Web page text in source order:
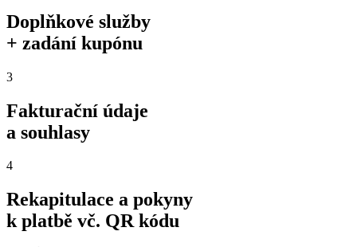
Doplňkové služby
+ zadání kupónu
3
Fakturační údaje
a souhlasy
4
Rekapitulace a pokyny
k platbě vč. QR kódu